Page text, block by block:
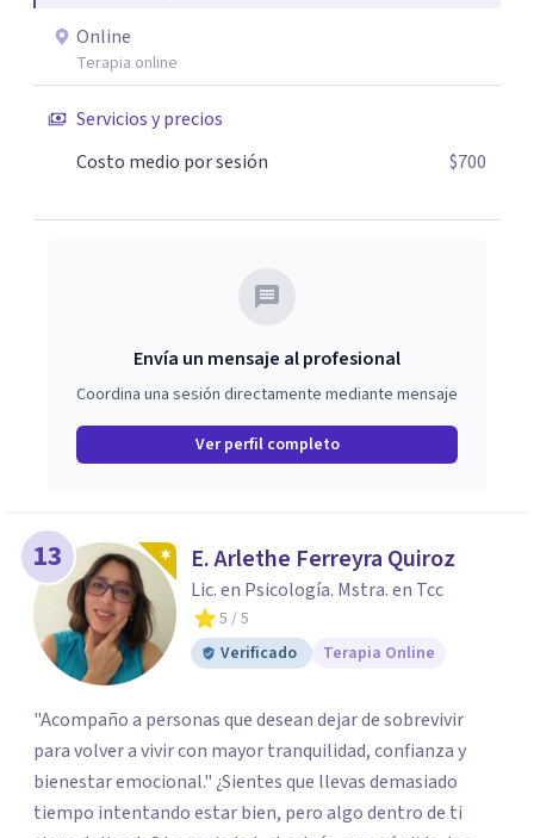
Online
Terapia online
Servicios y precios
Costo medio por sesión
$700
Envía un mensaje al profesional
Coordina una sesión directamente mediante mensaje
Ver perfil completo
13 E. Arlethe Ferreyra Quiroz
Lic. en Psicología. Mstra. en Tcc
5 / 5
Verificado
Terapia Online
"Acompaño a personas que desean dejar de sobrevivir
para volver a vivir con mayor tranquilidad, confianza y
bienestar emocional." ¿Sientes que llevas demasiado
tiempo intentando estar bien, pero algo dentro de ti